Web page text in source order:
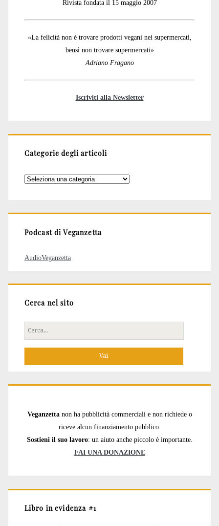
Rivista fondata il 15 maggio 2007
«La felicità non è trovare prodotti vegani nei supermercati,
bensì non trovare supermercati»
Adriano Fragano
Iscriviti alla Newsletter
Categorie degli articoli
Categorie
Podcast di Veganzetta
AudioVeganzetta
Cerca nel sito
Cerca
per:
Veganzetta non ha pubblicità commerciali e non richiede o
riceve alcun finanziamento pubblico.
Sostieni il suo lavoro: un aiuto anche piccolo è importante.
FAI UNA DONAZIONE
Libro in evidenza #1